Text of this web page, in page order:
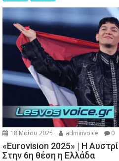
18 Μαΐου 2025 adminvoice 0
«Eurovision 2025» | Η
Στην 6η θέση η Ελλάδα